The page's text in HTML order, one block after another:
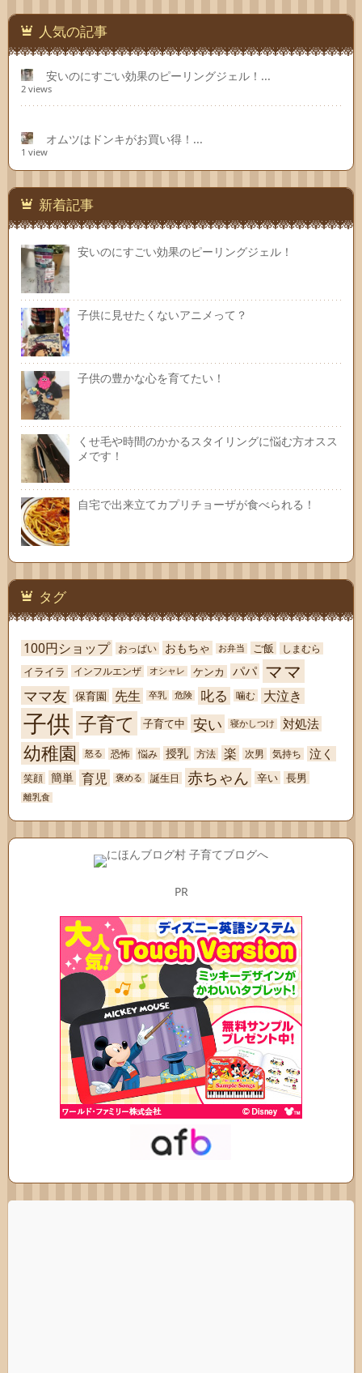
人気の記事
安いのにすごい効果のピーリングジェル！...
2 views
オムツはドンキがお買い得！...
1 view
新着記事
安いのにすごい効果のピーリングジェル！
子供に見せたくないアニメって？
子供の豊かな心を育てたい！
くせ毛や時間のかかるスタイリングに悩む方オスス
メです！
自宅で出来立てカプリチョーザが食べられる！
タグ
100円ショップ おっぱい おもちゃ お弁当 ご飯 しまむら
イライラ インフルエンザ オシャレ ケンカ パパ ママ
ママ友 保育園 先生 卒乳 危険 叱る 噛む 大泣き
子供 子育て 子育て中 安い 寝かしつけ 対処法
幼稚園 怒る 恐怖 悩み 授乳 方法 楽 次男 気持ち 泣く
笑顔 簡単 育児 褒める 誕生日 赤ちゃん 辛い 長男
離乳食
PR